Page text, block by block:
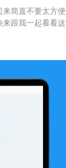
简直不要太方
跟我一起看看